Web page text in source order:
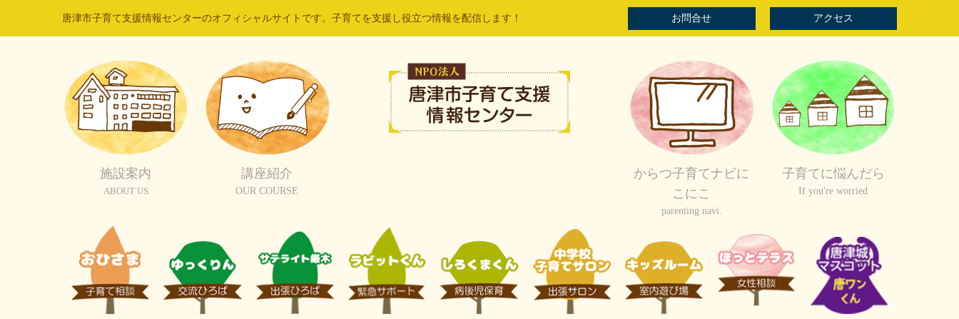
唐津市子育て支援情報センターのオフィシャルサイトです。子育てを支援し役立つ情報を配信します！ お問合せ アクセス
施設案内
ABOUT US
講座紹介
OUR COURSE
からつ子育てナビに
こにこ
parenting navi.
子育てに悩んだら
If you're worried